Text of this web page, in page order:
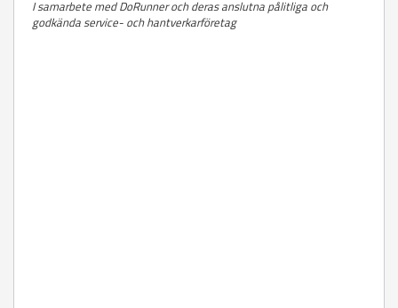
I samarbete med DoRunner och deras anslutna pålitliga och
godkända service- och hantverkarföretag